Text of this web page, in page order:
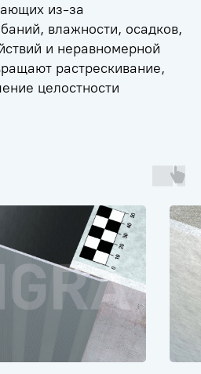
из-за
влажности, осадков,
и неравномерной
растрескивание,
целостности